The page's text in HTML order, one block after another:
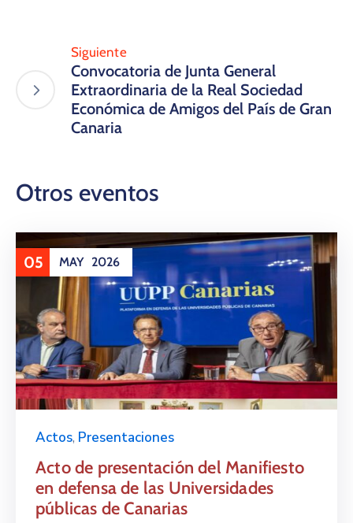
Siguiente
Convocatoria de Junta General
Extraordinaria de la Real Sociedad
Económica de Amigos del País de Gran
Canaria
Otros eventos
05 MAY 2026
Actos, Presentaciones
Acto de presentación del Manifiesto
en defensa de las Universidades
públicas de Canarias